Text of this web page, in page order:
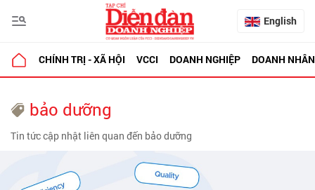
English
CHÍNH TRỊ - XÃ HỘI VCCI DOANH NGHIỆP DOANH NHÂN
bảo dưỡng
Tin tức cập nhật liên quan đến bảo dưỡng